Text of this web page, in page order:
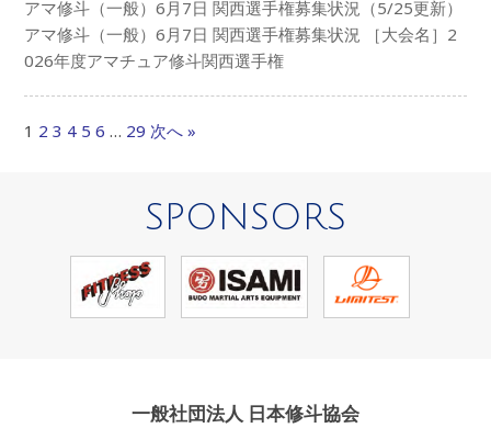
アマ修斗（一般）6月7日 関西選手権募集状況（5/25更新）
アマ修斗（一般）6月7日 関西選手権募集状況 ［大会名］2
026年度アマチュア修斗関西選手権
1 2 3 4 5 6 … 29 次へ »
SPONSORS
一般社団法人 日本修斗協会